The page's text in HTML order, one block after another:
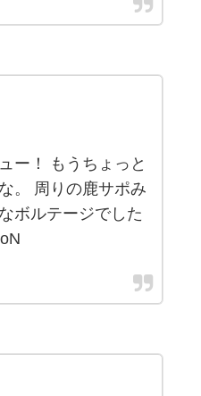
ー！ もうちょっと
。 周りの鹿サポみ
ボルテージでした